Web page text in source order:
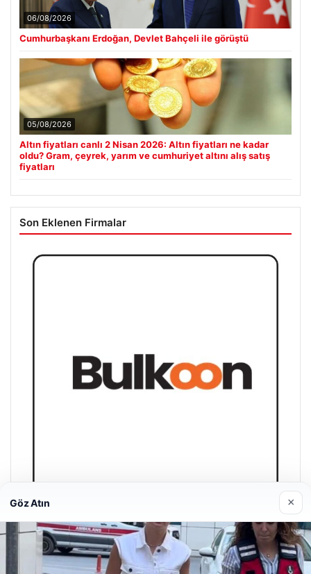
■
Açık Alan Yaşam alanlarında Estetik ve bahçe mutfağı
Çözümleri
■Hakan Çalhanoğlu’ndan Transfer Bildirisi: Oraya Gitmek
Güncel
06/08/2026
Cumhurbaşkanı Erdoğan, Devlet Bahçeli ile görüştü
Son Eklenen Firmalar
Göz Atın ×